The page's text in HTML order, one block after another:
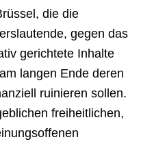
die die
gegen das
gerichtete Inhalte
langen Ende deren
ruinieren sollen.
freiheitlichen,